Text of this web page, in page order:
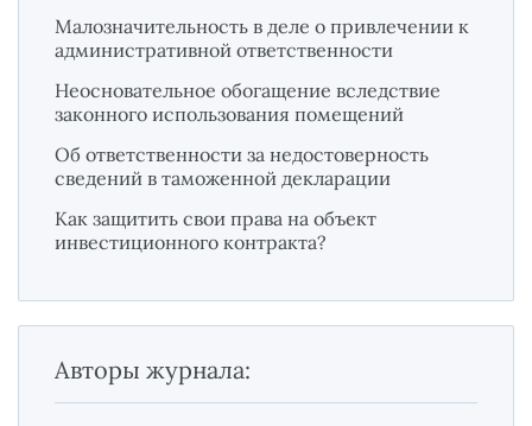
Малозначительность в деле о привлечении к
административной ответственности
Неосновательное обогащение вследствие
законного использования помещений
Об ответственности за недостоверность
сведений в таможенной декларации
Как защитить свои права на объект
инвестиционного контракта?
Авторы журнала: